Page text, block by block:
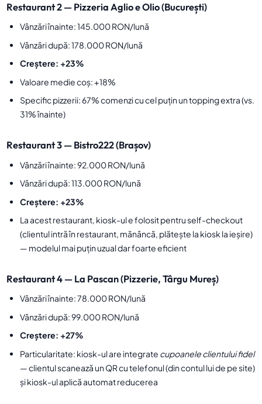
Restaurant 2 — Pizzeria Aglio e Olio (București)
Vânzări înainte: 145.000 RON/lună
Vânzări după: 178.000 RON/lună
Creștere: +23%
Valoare medie coș: +18%
Specific pizzerii: 67% comenzi cu cel puțin un topping extra (vs.
31% înainte)
Restaurant 3 — Bistro222 (Brașov)
Vânzări înainte: 92.000 RON/lună
Vânzări după: 113.000 RON/lună
Creștere: +23%
La acest restaurant, kiosk-ul e folosit pentru self-checkout
(clientul intră în restaurant, mănâncă, plătește la kiosk la ieșire)
— modelul mai puțin uzual dar foarte eficient
Restaurant 4 — La Pascan (Pizzerie, Târgu Mureș)
Vânzări înainte: 78.000 RON/lună
Vânzări după: 99.000 RON/lună
Creștere: +27%
Particularitate: kiosk-ul are integrate cupoanele clientului fidel
— clientul scanează un QR cu telefonul (din contul lui de pe site)
și kiosk-ul aplică automat reducerea